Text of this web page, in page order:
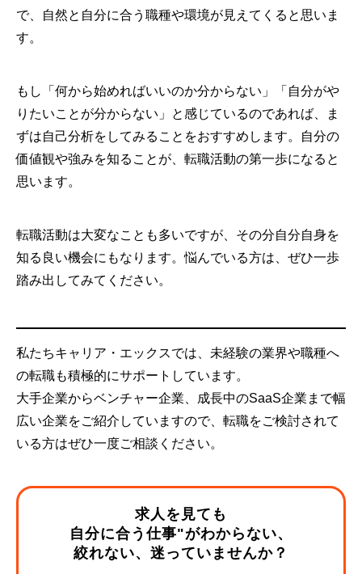
で、自然と自分に合う職種や環境が見えてくると思いま
す。
もし「何から始めればいいのか分からない」「自分がや
りたいことが分からない」と感じているのであれば、ま
ずは自己分析をしてみることをおすすめします。自分の
価値観や強みを知ることが、転職活動の第一歩になると
思います。
転職活動は大変なことも多いですが、その分自分自身を
知る良い機会にもなります。悩んでいる方は、ぜひ一歩
踏み出してみてください。
私たちキャリア・エックスでは、未経験の業界や職種へ
の転職も積極的にサポートしています。
大手企業からベンチャー企業、成長中のSaaS企業まで幅
広い企業をご紹介していますので、転職をご検討されて
いる方はぜひ一度ご相談ください。
求人を見ても
自分に合う仕事"がわからない、
絞れない、迷っていませんか？